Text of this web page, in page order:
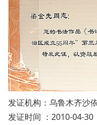
发证机构：乌鲁木齐沙
发证时间 ：2010-04-30